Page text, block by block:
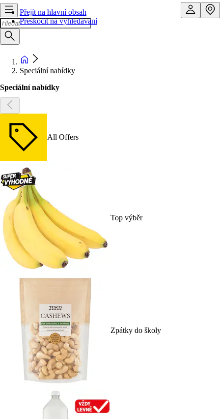
Přejít na hlavní obsah
Přeskočit na vyhledávání
Speciální nabídky
Speciální nabídky
All Offers
Top výběr
Zpátky do školy